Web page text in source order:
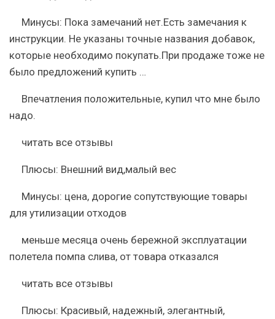
Минусы: Пока замечаний нет.Есть замечания к
инструкции. Не указаны точные названия добавок,
которые необходимо покупать.При продаже тоже не
было предложений купить …
Впечатления положительные, купил что мне было
надо.
читать все отзывы
Плюсы: Внешний вид,малый вес
Минусы: цена, дорогие сопутствующие товары
для утилизации отходов
меньше месяца очень бережной эксплуатации
полетела помпа слива, от товара отказался
читать все отзывы
Плюсы: Красивый, надежный, элегантный,